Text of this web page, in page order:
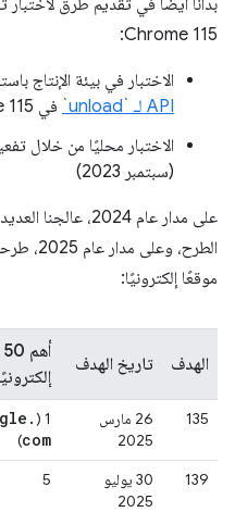
Chrome 115:
الاختبار في بيئة الإنتاج
API لـ `unload`
في Chrome 115 (يوليو 2023)
الاختبار محليًا من خلال
(سبتمبر 2023)
على مدار عام
موقعًا إلكترونيًا:
الهدف تاريخ الهدف
135
‫26 مارس
2025
‫1 (
.
com
)
139
‫30 يوليو
2025
5